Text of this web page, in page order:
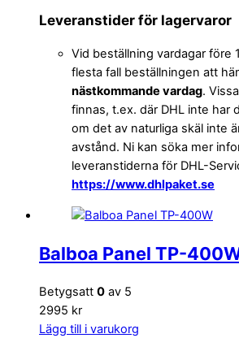
Leveranstider för lagervaror
Vid beställning vardagar före
flesta fall beställningen att
nästkommande vardag.
finnas, t.ex. där DHL inte har
om det av naturliga skäl inte
avstånd. Ni kan söka mer
leveranstiderna för DHL-
https://www.dhlpaket.se
Balboa Panel TP-
Betygsatt 0 av 5
2995 kr
Lägg till i varukorg